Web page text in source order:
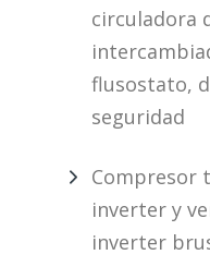
circuladora
flusostato,
seguridad
Compresor
inverter y
inverter